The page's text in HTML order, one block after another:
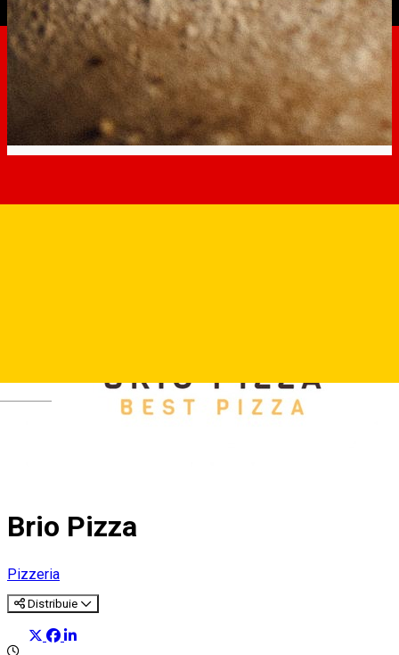
Brio Pizza
Pizzeria
Distribuie